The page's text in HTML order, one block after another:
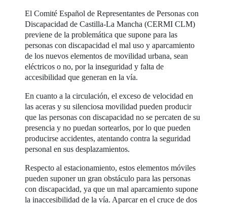
El Comité Español de Representantes de Personas con
Discapacidad de Castilla-La Mancha (CERMI CLM)
previene de la problemática que supone para las
personas con discapacidad el mal uso y aparcamiento
de los nuevos elementos de movilidad urbana, sean
eléctricos o no, por la inseguridad y falta de
accesibilidad que generan en la vía.
En cuanto a la circulación, el exceso de velocidad en
las aceras y su silenciosa movilidad pueden producir
que las personas con discapacidad no se percaten de su
presencia y no puedan sortearlos, por lo que pueden
producirse accidentes, atentando contra la seguridad
personal en sus desplazamientos.
Respecto al estacionamiento, estos elementos móviles
pueden suponer un gran obstáculo para las personas
con discapacidad, ya que un mal aparcamiento supone
la inaccesibilidad de la vía. Aparcar en el cruce de dos